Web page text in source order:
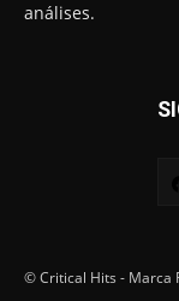
análises.
© Critical Hits - Marca